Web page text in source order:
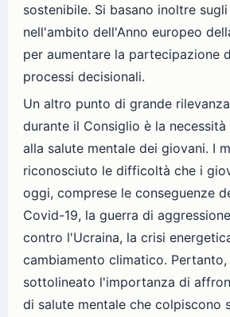
sostenibile. Si basano inoltre
nell'ambito dell'Anno europeo
per aumentare la partecipazione
processi decisionali.
Un altro punto di grande
durante il Consiglio è la
alla salute mentale dei giovani. I
riconosciuto le difficoltà che i
oggi, comprese le conseguenze
Covid-19, la guerra di
contro l'Ucraina, la crisi
cambiamento climatico.
sottolineato l'importanza di
di salute mentale che colpiscono